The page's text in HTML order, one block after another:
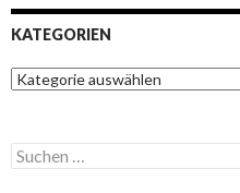
KATEGORIEN
K
a
g
o
S
u